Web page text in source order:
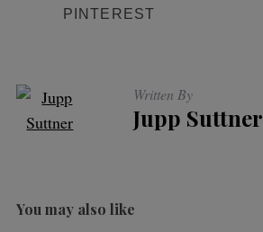
PINTEREST
Written By
Jupp Suttner
You may also like
f